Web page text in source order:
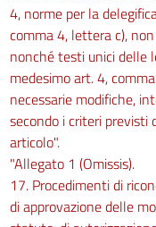
4, norme per la
comma 4, lettera c),
nonché testi unici delle
medesimo art. 4,
necessarie modifiche,
secondo i criteri
articolo".
"Allegato 1 (Omissis).
17. Procedimenti di
di approvazione delle